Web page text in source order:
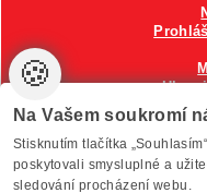
Vytvořilo
🍪
Na Vašem soukromí
Stisknutím tlačítka
poskytovali smysluplné a
sledování procházení webu.